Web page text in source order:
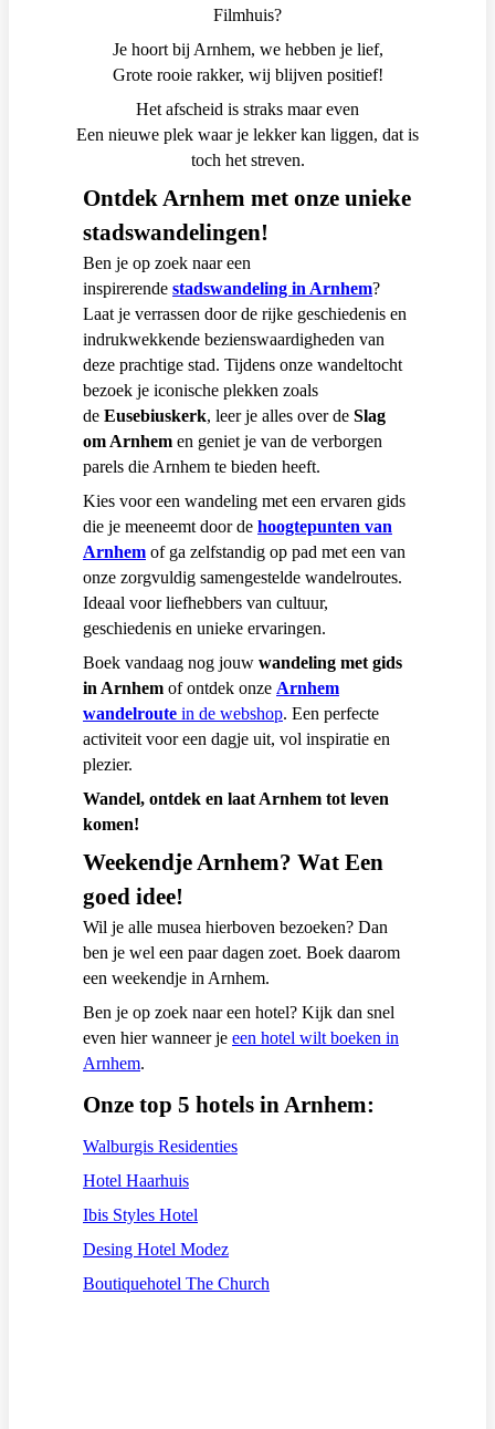
Filmhuis?
Je hoort bij Arnhem, we hebben je lief,
Grote rooie rakker, wij blijven positief!
Het afscheid is straks maar even
Een nieuwe plek waar je lekker kan liggen, dat is
toch het streven.
Ontdek Arnhem met onze unieke
stadswandelingen!
Ben je op zoek naar een
inspirerende stadswandeling in Arnhem?
Laat je verrassen door de rijke geschiedenis en
indrukwekkende bezienswaardigheden van
deze prachtige stad. Tijdens onze wandeltocht
bezoek je iconische plekken zoals
de Eusebiuskerk, leer je alles over de Slag
om Arnhem en geniet je van de verborgen
parels die Arnhem te bieden heeft.
Kies voor een wandeling met een ervaren gids
die je meeneemt door de hoogtepunten van
Arnhem of ga zelfstandig op pad met een van
onze zorgvuldig samengestelde wandelroutes.
Ideaal voor liefhebbers van cultuur,
geschiedenis en unieke ervaringen.
Boek vandaag nog jouw wandeling met gids
in Arnhem of ontdek onze Arnhem
wandelroute in de webshop. Een perfecte
activiteit voor een dagje uit, vol inspiratie en
plezier.
Wandel, ontdek en laat Arnhem tot leven
komen!
Weekendje Arnhem? Wat Een
goed idee!
Wil je alle musea hierboven bezoeken? Dan
ben je wel een paar dagen zoet. Boek daarom
een weekendje in Arnhem.
Ben je op zoek naar een hotel? Kijk dan snel
even hier wanneer je een hotel wilt boeken in
Arnhem.
Onze top 5 hotels in Arnhem:
Walburgis Residenties
Hotel Haarhuis
Ibis Styles Hotel
Desing Hotel Modez
Boutiquehotel The Church